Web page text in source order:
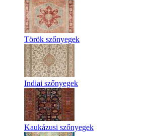
Török szőnyegek
Indiai szőnyegek
Kaukázusi szőnyegek